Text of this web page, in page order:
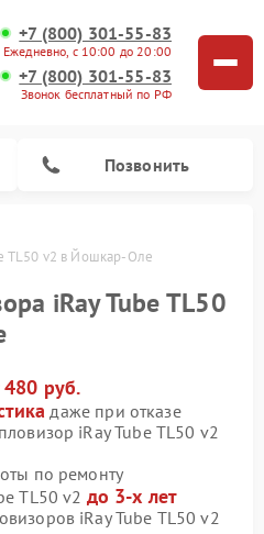
+7 (800) 301-55-83
Ежедневно, с 10:00 до 20:00
+7 (800) 301-55-83
Звонок бесплатный по РФ
Позвонить
TL50 v2 в Йошкар-Оле
iRay Tube TL50
480 руб.
даже при отказе
iRay Tube TL50 v2
по ремонту
TL50 v2 до 3-х лет
iRay Tube TL50 v2